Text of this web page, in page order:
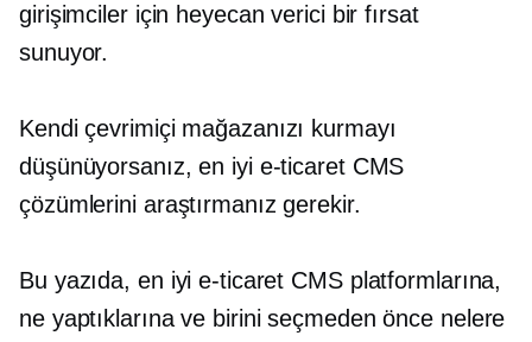
girişimciler için heyecan verici bir fırsat
sunuyor.
Kendi çevrimiçi mağazanızı kurmayı
düşünüyorsanız, en iyi e-ticaret CMS
çözümlerini araştırmanız gerekir.
Bu yazıda, en iyi e-ticaret CMS platformlarına,
ne yaptıklarına ve birini seçmeden önce nelere